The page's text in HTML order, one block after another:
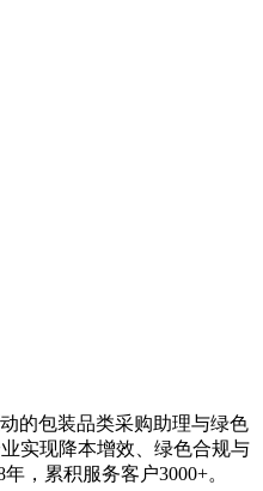
的包装品类采购助理与绿色
实现降本增效、绿色合规与
，累积服务客户3000+。